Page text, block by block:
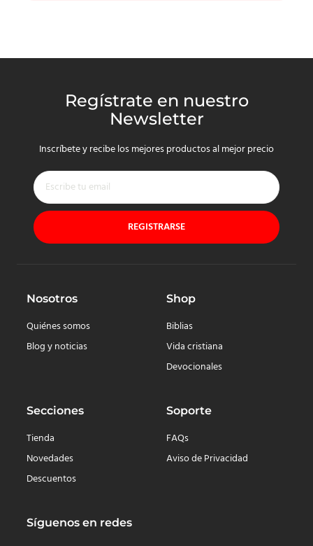
Regístrate en nuestro
Newsletter
Inscríbete y recibe los mejores productos al mejor precio
REGISTRARSE
Nosotros
Quiénes somos
Blog y noticias
Shop
Biblias
Vida cristiana
Devocionales
Secciones
Tienda
Novedades
Descuentos
Soporte
FAQs
Aviso de Privacidad
Síguenos en redes